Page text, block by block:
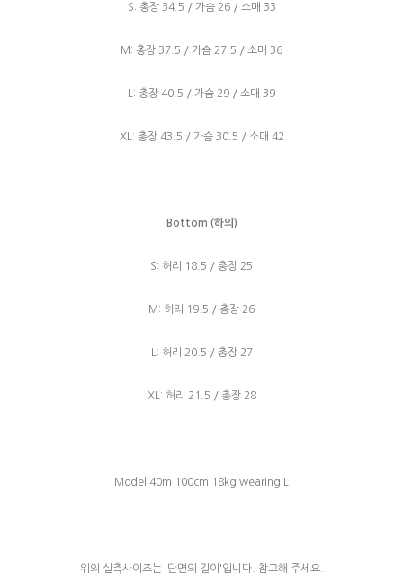
S: 총장 34.5 / 가슴 26 / 소매 33
M: 총장 37.5 / 가슴 27.5 / 소매 36
L: 총장 40.5 / 가슴 29 / 소매 39
XL: 총장 43.5 / 가슴 30.5 / 소매 42
Bottom (하의)
S: 허리 18.5 / 총장 25
M: 허리 19.5 / 총장 26
L: 허리 20.5 / 총장 27
XL: 허리 21.5 / 총장 28
Model 40m 100cm 18kg wearing L
위의 실측사이즈는 '단면의 길이'입니다. 참고해 주세요.